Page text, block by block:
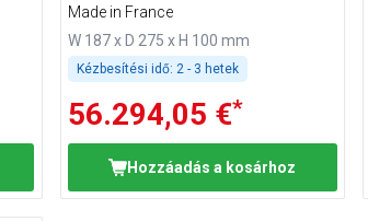
Made in France
W 187 x D 275 x H 100 mm
Kézbesítési idő: 2 - 3 hetek
56.294,05 €*
Hozzáadás a kosárhoz